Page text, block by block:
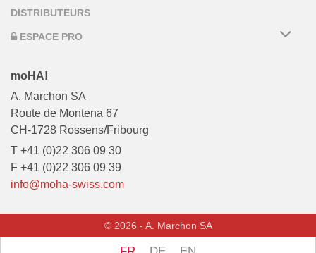
DISTRIBUTEURS
ESPACE PRO
moHA!
A. Marchon SA
Route de Montena 67
CH-1728 Rossens/Fribourg
T +41 (0)22 306 09 30
F +41 (0)22 306 09 39
info@moha-swiss.com
© 2026 - A. Marchon SA